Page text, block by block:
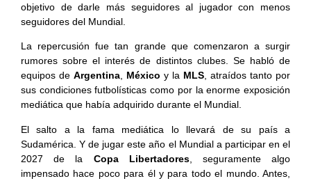
objetivo de darle más seguidores al jugador con menos
seguidores del Mundial.
La repercusión fue tan grande que comenzaron a surgir
rumores sobre el interés de distintos clubes. Se habló de
equipos de Argentina, México y la MLS, atraídos tanto por
sus condiciones futbolísticas como por la enorme exposición
mediática que había adquirido durante el Mundial.
El salto a la fama mediática lo llevará de su país a
Sudamérica. Y de jugar este año el Mundial a participar en el
2027 de la Copa Libertadores, seguramente algo
impensado hace poco para él y para todo el mundo. Antes,